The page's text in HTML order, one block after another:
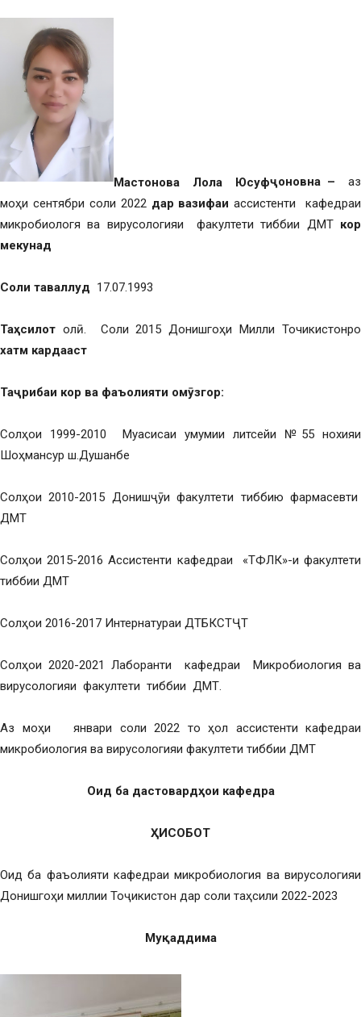
Мастонова Лола Юсуфҷоновна – аз
моҳи сентябри соли 2022 дар вазифаи ассистенти кафедраи
микробиологя ва вирусологияи факултети тиббии ДМТ кор
мекунад
Соли таваллуд 17.07.1993
Таҳсилот олӣ. Соли 2015 Донишгоҳи Милли Точикистонро
хатм кардааст
Таҷрибаи кор ва фаъолияти омӯзгор:
Солҳои 1999-2010 Муасисаи умумии литсейи №55 нохияи
Шоҳмансур ш.Душанбе
Солҳои 2010-2015 Донишҷӯи факултети тиббию фармасевти
ДМТ
Солҳои 2015-2016 Ассистенти кафедраи «ТФЛК»-и факултети
тиббии ДМТ
Солҳои 2016-2017 Интернатураи ДТБКСТҶТ
Солҳои 2020-2021 Лаборанти кафедраи Микробиология ва
вирусологияи факултети тиббии ДМТ.
Аз моҳи январи соли 2022 то ҳол ассистенти кафедраи
микробиология ва вирусологияи факултети тиббии ДМТ
Оид ба дастовардҳои кафедра
ҲИСОБОТ
Оид ба фаъолияти кафедраи микробиология ва вирусологияи
Донишгоҳи миллии Тоҷикистон дар соли таҳсили 2022-2023
Муқаддима